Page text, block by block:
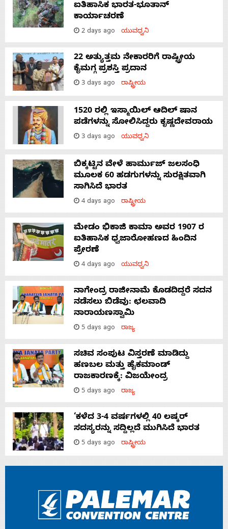
ಐತಿಹಾಸಿಕ ಭಾರತ-ಭೂತಾನ್
ಕಾರ್ಯಾಚರಣೆ
2 days ago ಯುವಧ್ವನಿ
22 ಅತ್ಯುತ್ತಮ ನೇಕಾರರಿಗೆ ರಾಷ್ಟ್ರೀಯ
ಕೈಮಗ್ಗ ಪ್ರಶಸ್ತಿ ಪ್ರದಾನ
3 days ago ರಾಷ್ಟ್ರೀಯ
1520 ರಲ್ಲಿ ಇಸ್ಮಾಯಿಲ್ ಆದಿಲ್ ಷಾನ
ಪಡೆಗಳನ್ನು ಸೋಲಿಸಿದ್ದರು ಕೃಷ್ಣದೇವರಾಯ
3 days ago ಯುವಧ್ವನಿ
ಬಿಕ್ಕಟ್ಟಿನ ವೇಳೆ ಹಾರ್ಮುಜ್ ಜಲಸಂಧಿ
ಮೂಲಕ 60 ಹಡಗುಗಳನ್ನು ಸುರಕ್ಷಿತವಾಗಿ
ಸಾಗಿಸಿದೆ ಭಾರತ
4 days ago ರಾಷ್ಟ್ರೀಯ
ಮೇಡಂ ಭಿಕಾಜಿ ಕಾಮಾ ಅವರ 1907 ರ
ಐತಿಹಾಸಿಕ ಧ್ವಜಾರೋಹಣದ ಹಿಂದಿನ
ಪ್ರೇರಣೆ
4 days ago ಯುವಧ್ವನಿ
ನಾಗೇಂದ್ರ ರಾಜೀನಾಮೆ ಕೊಡದಿದ್ದರೆ ಸದನ
ನಡೆಸಲು ಬಿಡೆವು: ಛಲವಾದಿ
ನಾರಾಯಣಸ್ವಾಮಿ
5 days ago ರಾಜ್ಯ
ಸಚಿವ ಸಂಪುಟ ವಿಸ್ತರಣೆ ಮಾಡಿದ್ದು
ಹಣಬಲ ಮತ್ತು ಹೈಕಮಾಂಡ್
ರಾಜಕಾರಣಕ್ಕೆ: ವಿಜಯೇಂದ್ರ
5 days ago ರಾಜ್ಯ
‘ಕಳೆದ 3-4 ವರ್ಷಗಳಲ್ಲಿ 40 ಲಷ್ಕರ್
ಸದಸ್ಯರನ್ನು ಸದ್ದಿಲ್ಲದೆ ಮುಗಿಸಿದೆ ಭಾರತ
5 days ago ರಾಷ್ಟ್ರೀಯ